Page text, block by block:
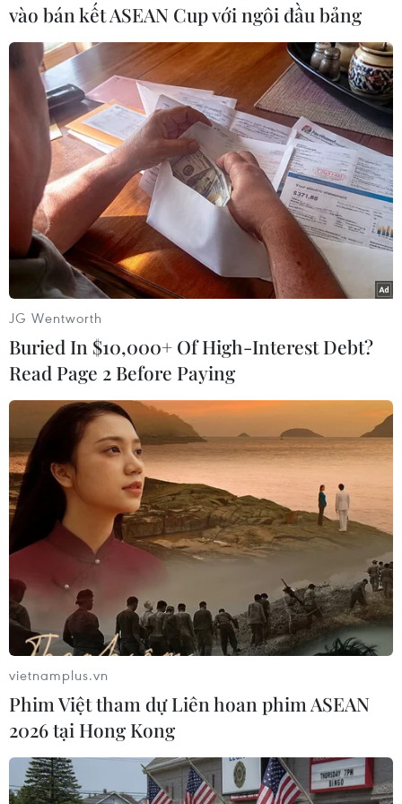
#Khủng hoảng Ukraine
#Tổng thống Ukraine Petro Poroshenko
#Chủ tịch Hạ viện Mỹ John Boehner
#Quốc hội Mỹ
#Lưỡng viện
#Giao tranh
#Lực lượng ly khai
#Lệnh ngừng bắn
Theo dõi VietnamPlus
Tình hình Ukraine
Mỹ chưa đồng ý để Ukraine sản xuất tên lửa
Ukraine có Tổng tư lệnh Các Lực lượng Vũ
trang mới
Tổng thống Ukraine chỉ định quyền Bộ trưởng
Quốc phòng
Nhiều vụ nổ làm rung chuyển thủ đô của
Ukraine
Bộ trưởng Quốc phòng Ukraine xác nhận từ
vào bán kết ASEAN Cup với ngôi đầu bảng
JG Wentworth
Buried In $10,000+ Of High-Interest Debt?
Read Page 2 Before Paying
vietnamplus.vn
Phim Việt tham dự Liên hoan phim ASEAN
2026 tại Hong Kong